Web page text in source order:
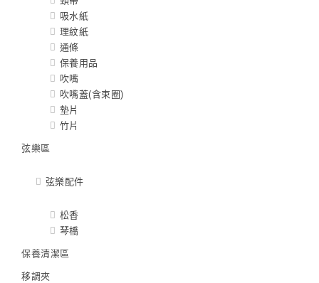
吸水紙
理紋紙
通條
保養用品
吹嘴
吹嘴蓋(含束圈)
墊片
竹片
弦樂區
弦樂配件
松香
琴橋
保養清潔區
移調夾